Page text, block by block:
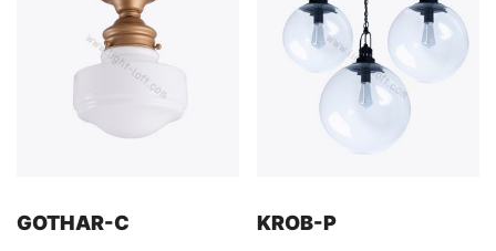
variants.
The
chosen
product
page
GOTHAR-C KROB-P